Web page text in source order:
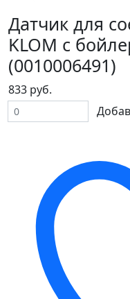
Датчик для
KLOM с
(0010006491)
833 руб.